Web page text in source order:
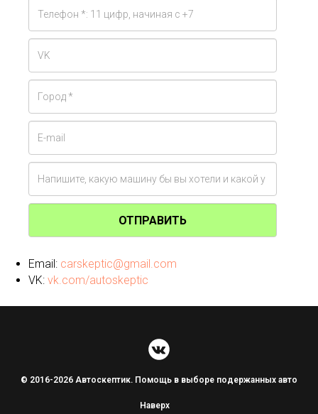
ОТПРАВИТЬ
Email: carskeptic@gmail.com
VK: vk.com/autoskeptic
© 2016-2026 Автоскептик. Помощь в выборе подержанных авто
Наверх